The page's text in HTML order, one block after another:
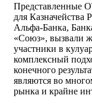
Представленные
для Казначейства
Альфа-Банка,
«Союз», вызвали
участники в
комплексный
конечного
являются во
рынка и крайне